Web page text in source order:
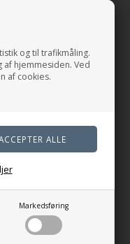
og til trafikmåling.
hjemmesiden. Ved
af cookies.
Markedsføring
til sommertøj,